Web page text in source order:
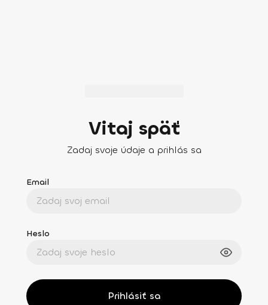
Vitaj späť
Zadaj svoje údaje a prihlás sa
Email
Heslo
Prihlásiť sa